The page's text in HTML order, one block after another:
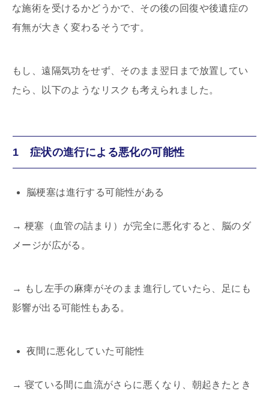
な施術を受けるかどうかで、その後の回復や後遺症の
有無が大きく変わるそうです。
もし、遠隔気功をせず、そのまま翌日まで放置してい
たら、以下のようなリスクも考えられました。
1 症状の進行による悪化の可能性
脳梗塞は進行する可能性がある
→ 梗塞（血管の詰まり）が完全に悪化すると、脳のダ
メージが広がる。
→
もし左手の麻痺がそのまま進行していたら、足にも
影響が出る可能性もある。
夜間に悪化していた可能性
→ 寝ている間に血流がさらに悪くなり、朝起きたとき